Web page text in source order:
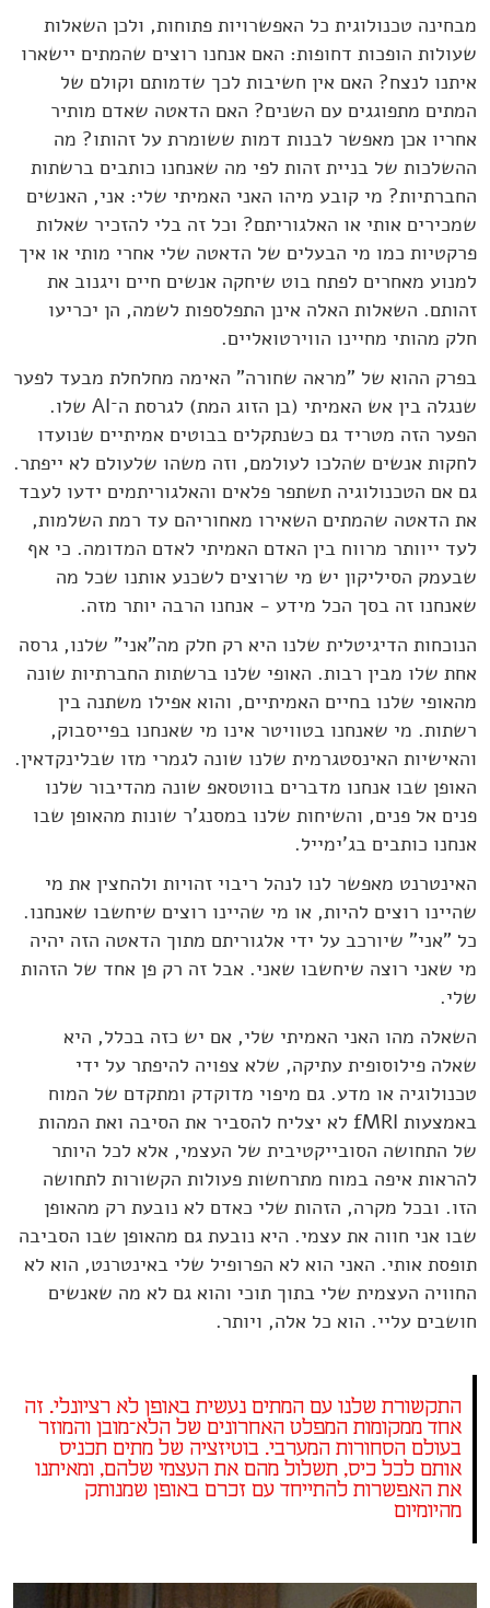
מבחינה טכנולוגית כל האפשרויות פתוחות, ולכן השאלות
שעולות הופכות דחופות: האם אנחנו רוצים שהמתים יישארו
איתנו לנצח? האם אין חשיבות לכך שדמותם וקולם של
המתים מתפוגגים עם השנים? האם הדאטה שאדם מותיר
אחריו אכן מאפשר לבנות דמות ששומרת על זהותו? מה
ההשלכות של בניית זהות לפי מה שאנחנו כותבים ברשתות
החברתיות? מי קובע מיהו האני האמיתי שלי: אני, האנשים
שמכירים אותי או האלגוריתם? וכל זה בלי להזכיר שאלות
פרקטיות כמו מי הבעלים של הדאטה שלי אחרי מותי או איך
למנוע מאחרים לפתח בוט שיחקה אנשים חיים ויגנוב את
זהותם. השאלות האלה אינן התפלספות לשמה, הן יכריעו
חלק מהותי מחיינו הווירטואליים.
בפרק ההוא של "מראה שחורה" האימה מחלחלת מבעד לפער
שנגלה בין אש האמיתי (בן הזוג המת) לגרסת ה־AI שלו.
הפער הזה מטריד גם כשנתקלים בבוטים אמיתיים שנועדו
לחקות אנשים שהלכו לעולמם, וזה משהו שלעולם לא ייפתר.
גם אם הטכנולוגיה תשתפר פלאים והאלגוריתמים ידעו לעבד
את הדאטה שהמתים השאירו מאחוריהם עד רמת השלמות,
לעד ייוותר מרווח בין האדם האמיתי לאדם המדומה. כי אף
שבעמק הסיליקון יש מי שרוצים לשכנע אותנו שכל מה
שאנחנו זה בסך הכל מידע - אנחנו הרבה יותר מזה.
הנוכחות הדיגיטלית שלנו היא רק חלק מה"אני" שלנו, גרסה
אחת שלו מבין רבות. האופי שלנו ברשתות החברתיות שונה
מהאופי שלנו בחיים האמיתיים, והוא אפילו משתנה בין
רשתות. מי שאנחנו בטוויטר אינו מי שאנחנו בפייסבוק,
והאישיות האינסטגרמית שלנו שונה לגמרי מזו שבלינקדאין.
האופן שבו אנחנו מדברים בווטסאפ שונה מהדיבור שלנו
פנים אל פנים, והשיחות שלנו במסנג'ר שונות מהאופן שבו
אנחנו כותבים בג'ימייל.
האינטרנט מאפשר לנו לנהל ריבוי זהויות ולהחצין את מי
שהיינו רוצים להיות, או מי שהיינו רוצים שיחשבו שאנחנו.
כל "אני" שיורכב על ידי אלגוריתם מתוך הדאטה הזה יהיה
מי שאני רוצה שיחשבו שאני. אבל זה רק פן אחד של הזהות
שלי.
השאלה מהו האני האמיתי שלי, אם יש כזה בכלל, היא
שאלה פילוסופית עתיקה, שלא צפויה להיפתר על ידי
טכנולוגיה או מדע. גם מיפוי מדוקדק ומתקדם של המוח
באמצעות fMRI לא יצליח להסביר את הסיבה ואת המהות
של התחושה הסובייקטיבית של העצמי, אלא לכל היותר
להראות איפה במוח מתרחשות פעולות הקשורות לתחושה
הזו. ובכל מקרה, הזהות שלי כאדם לא נובעת רק מהאופן
שבו אני חווה את עצמי. היא נובעת גם מהאופן שבו הסביבה
תופסת אותי. האני הוא לא הפרופיל שלי באינטרנט, הוא לא
החוויה העצמית שלי בתוך תוכי והוא גם לא מה שאנשים
חושבים עליי. הוא כל אלה, ויותר.
התקשורת שלנו עם המתים נעשית באופן לא רציונלי. זה
אחד ממקומות המפלט האחרונים של הלא־מובן והמוזר
בעולם הסחורות המערבי. בוטיזציה של מתים תכניס
אותם לכל כיס, תשלול מהם את העצמי שלהם, ומאיתנו
את האפשרות להתייחד עם זכרם באופן שמנותק
מהיומיום